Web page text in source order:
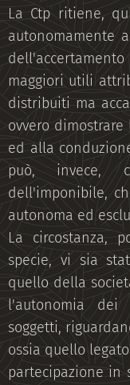
La Ctp ritiene,
autonomamente
maggiori utili
distribuiti ma
ovvero
ed alla
può, invece,
dell'imponibile,
autonoma ed
La circostanza,
specie, vi sia
quello della
l'autonomia
soggetti,
ossia quello
partecipazione in